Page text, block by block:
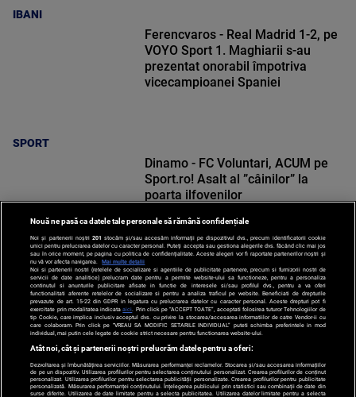
IBANI
SPORT
Ferencvaros - Real Madrid 1-2, pe
VOYO Sport 1. Maghiarii s-au
prezentat onorabil împotriva
vicecampioanei Spaniei
SPORT
Dinamo - FC Voluntari, ACUM pe
Sport.ro! Asalt al ”câinilor” la
poarta ilfovenilor
Nouă ne pasă ca datele tale personale să rămână confidențiale
Noi și partenerii noștri 201 stocăm și/sau accesăm informații pe dispozitivul dvs., precum identificatorii cookie
unici pentru prelucrarea datelor cu caracter personal. Puteți accepta sau gestiona alegerile dvs. făcând clic mai jos
sau în orice moment, pe pagina cu politica de confidențialitate. Aceste alegeri vor fi raportate partenerilor noștri și
nu vă vor afecta navigarea.
Mai multe detalii
Noi si partenerii nostri (retelele de socializare si agentiile de publicitate partenere, precum si furnizorii nostri de
servicii de date analitice) prelucram date pentru a permite website-ului sa functioneze, pentru a personaliza
continutul si anunturile publicitare afisate in functie de interesele si/sau profilul dvs., pentru a va oferi
functionalitati aferente retelelor de socializare si pentru a analiza traficul pe website. Beneficiati de drepturile
prevazute de art. 15-22 din GDPR in legatura cu prelucrarea datelor cu caracter personal. Aceste drepturi pot fi
exercitate prin modalitatea indicataaici . Prin click pe “ACCEPT TOATE”, acceptati folosirea tuturor Tehnologiilor de
tip Cookie, care implica inclusiv acceptul dvs. cu privire la stocarea/accesarea informatiilor de catre Vendor-ii cu
care colaboram. Prin click pe “VREAU SA MODIFIC SETARILE INDIVIDUAL” puteti schimba preferintele in mod
individual, mai putin cele legate de cookie strict necesare pentru functionarea website-ului.
Atât noi, cât și partenerii noștri prelucrăm datele pentru a oferi:
Dezvoltarea și îmbunătățirea serviciilor. Măsurarea performanței reclamelor. Stocarea și/sau accesarea informațiilor
de pe un dispozitiv. Utilizarea profilurilor pentru selectarea conținutului personalizat. Crearea profilurilor de conținut
personalizat. Utilizarea profilurilor pentru selectarea publicității personalizate. Crearea profilurilor pentru publicitate
personalizată. Măsurarea performanței conținutului. Înțelegerea publicului prin statistici sau combinații de date din
surse diferite. Utilizarea de date limitate pentru a selecta publicitatea. Utilizarea datelor limitate pentru a selecta